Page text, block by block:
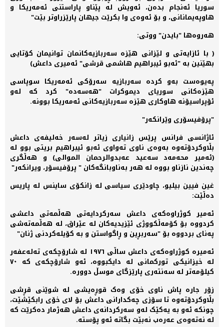
سوریا ئەنجام بدەن، ئەویش لە پێناو پاراستنی ئەمەریکا و
هاوپەیمانانی، و بۆ ئەوەی وا بکرێت جیهان پارێزراوتر بێت"
هەروەها "بایدن" ووتی:
( با ئازایەتی و لێزانی هێزە سەربازیەکانمان توانیمان کۆتایی
بهێنین بە "ئەبو ئیبراهیم هاشمی قرشی" ئەمیری داعش)
پەیوەست بەو کردە سەربازیە سەرۆکی ئەمەریکا سوپاسی
هێزەکانی سوریای دیموکرات "هەسەدە" کرد کە لەو
ئۆپراسیۆنە هاوکاری هێزە سەربازیەکانی ئەمەریکا بوونە.
"پرۆفیسۆری وێرانکەر"
ئاژانسی فرانس پرێس زانیاری زیاتر لەسەر خەلیفەی داعش
بڵاوکردۆتەوە بەوەی ناوی تەواوی ئەبو ئیبراهیم بریتی بوو لە
(ئەمیر محەمەد سەعید عەبدوالرحمان الموالی) و هەڵگری
چەندین نازناو بووە لە هەر بەناوبانگەکان " پرۆفیسۆر، ویرانکەر"
غین فیین بیلیو، چاودێری سیاسی لە زانکۆی ساینس لە پاریس
دەڵێت:
ئەمیر کوژراوەکەی داعش سەرکردایەتی هەڵمەتی داعشی
کردووە بۆ کۆمەڵکووژی ئێزیدیەکان لە عێراق، لە هەڵمەتەشی
پەنای بردووە بۆ "سەربڕین و ڕاگواستن و بە کۆیلەکردنی ژنان"
ئەمیرە کوژراوەکەی داعش ساڵی ١٩٧٦ لە شارۆچکەی تەلەعفەر
لە خیزانیکی تورکمانی لە دایکبووە، ئەو شارۆچکەی کە ٧٠
کیلۆمەتر لە سەنتەری پارێزگای موسڵ دوورە.
زۆر جارە پاش ناوی خۆی وەک قوڕەیشی لە شوێنی قڕشی
بڵاوکردۆتەوە تا سۆزی چەکدارانی داعش بۆ لای خۆی رابکێشێت،
چونکە ئەو بە یەکێک لەو سەرکردانەی داعش هەژمار دەکرێت کە
لە نەتەوەی عەرەب نەبێت بگاتە ئەو پۆستە.